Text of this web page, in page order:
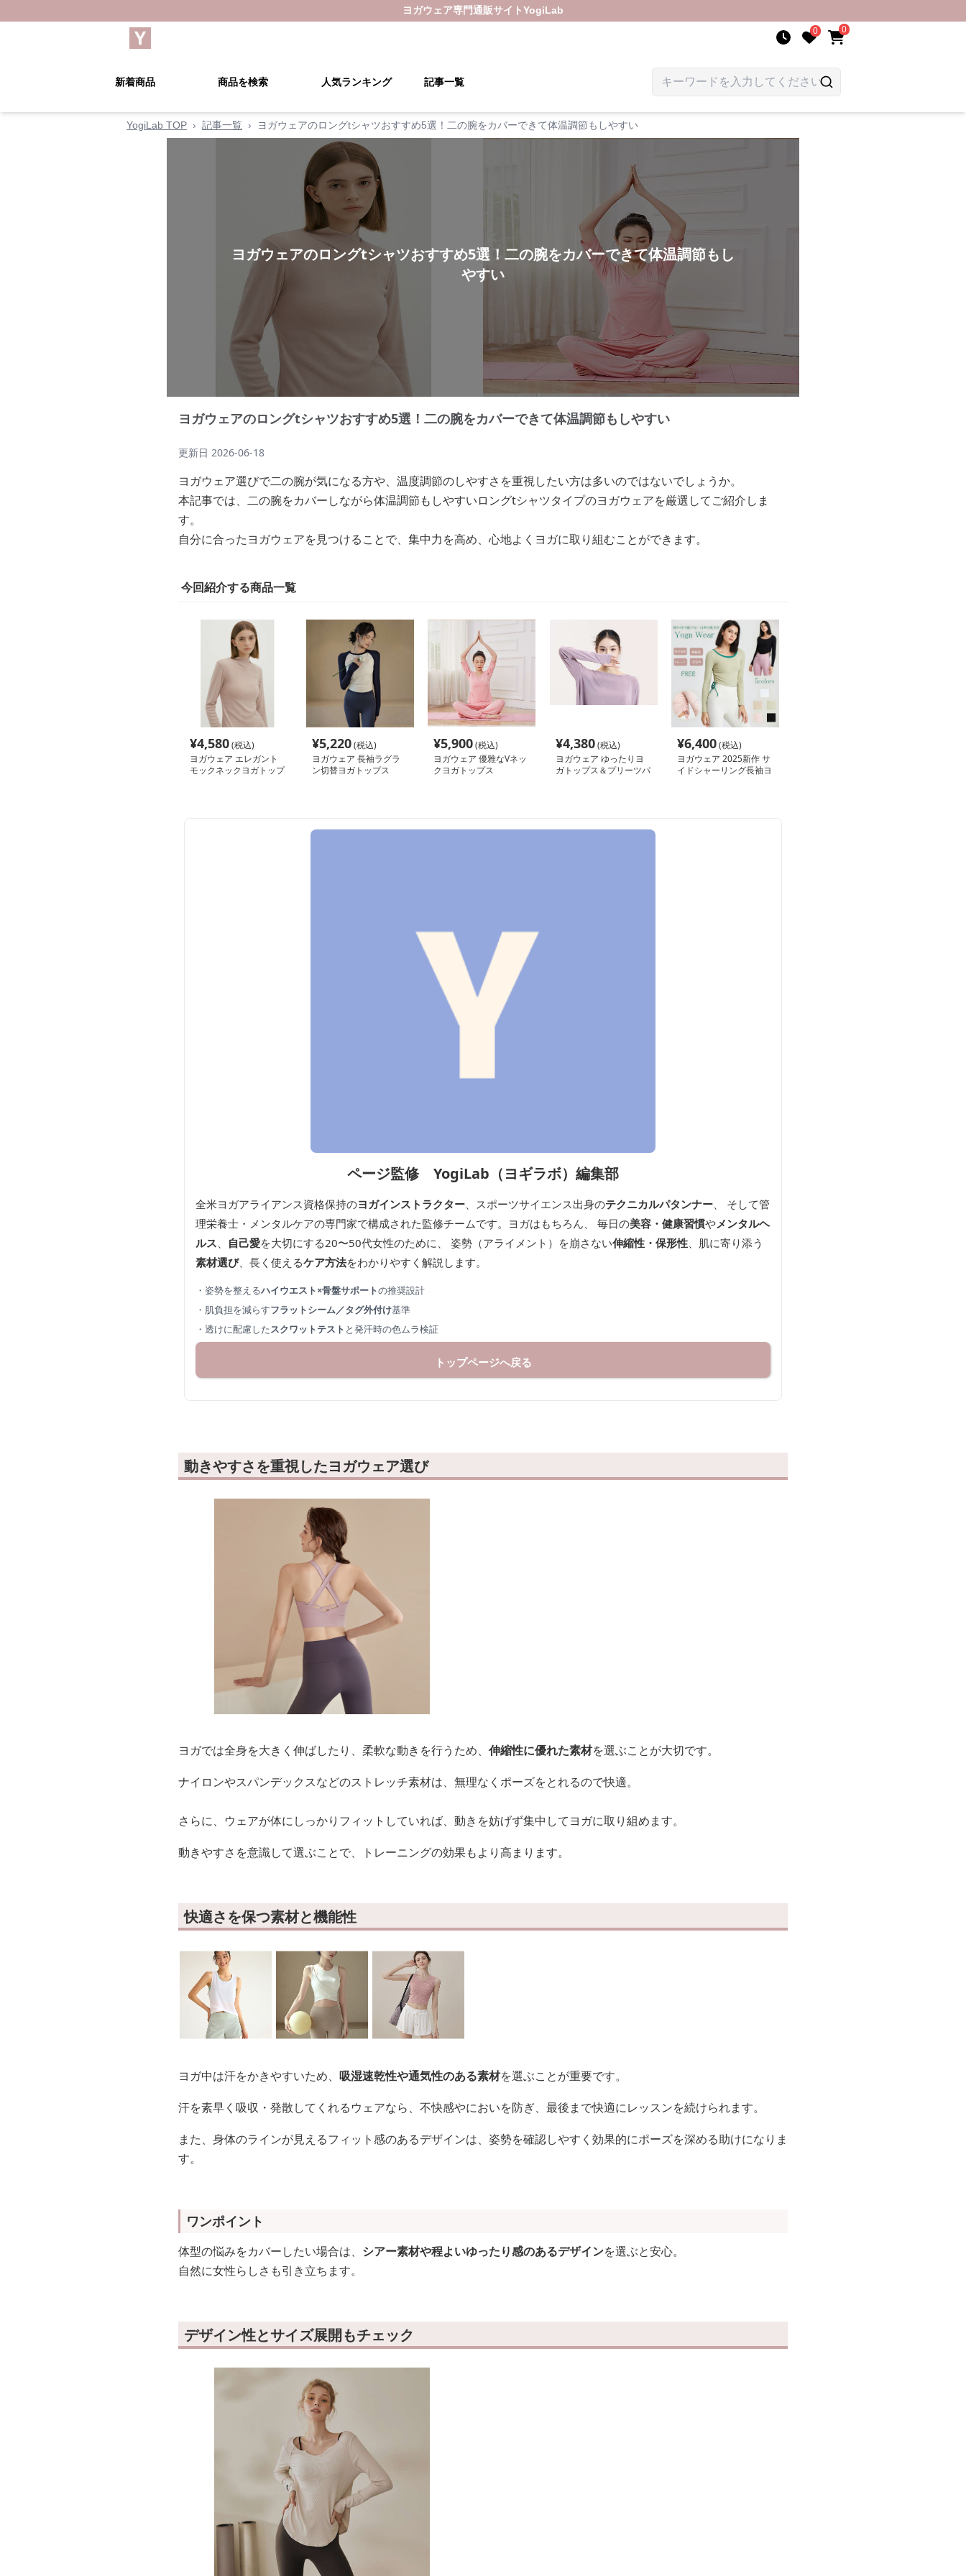
ヨガウェア専門通販サイトYogiLab
0 0
新着商品 商品を検索 人気ランキング 記事一覧
YogiLab TOP › 記事一覧 › ヨガウェアのロングtシャツおすすめ5選！二の腕をカバーできて体温調節もしやすい
ヨガウェアのロングtシャツおすすめ5選！二の腕をカバーできて体温調節もし
やすい
ヨガウェアのロングtシャツおすすめ5選！二の腕をカバーできて体温調節もしやすい
更新日 2026-06-18
ヨガウェア選びで二の腕が気になる方や、温度調節のしやすさを重視したい方は多いのではないでしょうか。
本記事では、二の腕をカバーしながら体温調節もしやすいロングtシャツタイプのヨガウェアを厳選してご紹介しま
す。
自分に合ったヨガウェアを見つけることで、集中力を高め、心地よくヨガに取り組むことができます。
今回紹介する商品一覧
¥4,580(税込)
ヨガウェア エレガント
モックネックヨガトップ
¥5,220(税込)
ヨガウェア 長袖ラグラ
ン切替ヨガトップス
¥5,900(税込)
ヨガウェア 優雅なVネッ
クヨガトップス
¥4,380(税込)
ヨガウェア ゆったりヨ
ガトップス＆プリーツパ
¥6,400(税込)
ヨガウェア 2025新作 サ
イドシャーリング長袖ヨ
ページ監修 YogiLab（ヨギラボ）編集部
全米ヨガアライアンス資格保持のヨガインストラクター、スポーツサイエンス出身のテクニカルパタンナー、 そして管
理栄養士・メンタルケアの専門家で構成された監修チームです。ヨガはもちろん、 毎日の美容・健康習慣やメンタルヘ
ルス、 自己愛を大切にする20〜50代女性のために、 姿勢（アライメント）を崩さない伸縮性・保形性、肌に寄り添う
素材選び、長く使えるケア方法をわかりやすく解説します。
・姿勢を整えるハイウエスト×骨盤サポートの推奨設計
・肌負担を減らすフラットシーム／タグ外付け基準
・透けに配慮したスクワットテスト と発汗時の色ムラ検証
トップページへ戻る
動きやすさを重視したヨガウェア選び
ヨガでは全身を大きく伸ばしたり、柔軟な動きを行うため、 伸縮性に優れた素材を選ぶことが大切です。
ナイロンやスパンデックスなどのストレッチ素材は、無理なくポーズをとれるので快適。
さらに、ウェアが体にしっかりフィットしていれば、動きを妨げず集中してヨガに取り組めます。
動きやすさを意識して選ぶことで、トレーニングの効果もより高まります。
快適さを保つ素材と機能性
ヨガ中は汗をかきやすいため、 吸湿速乾性や通気性のある素材を選ぶことが重要です。
汗を素早く吸収・発散してくれるウェアなら、不快感やにおいを防ぎ、最後まで快適にレッスンを続けられます。
また、身体のラインが見えるフィット感のあるデザインは、姿勢を確認しやすく効果的にポーズを深める助けになりま
す。
ワンポイント
体型の悩みをカバーしたい場合は、 シアー素材や程よいゆったり感のあるデザインを選ぶと安心。
自然に女性らしさも引き立ちます。
デザイン性とサイズ展開もチェック